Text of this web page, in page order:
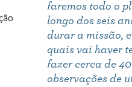
faremos todo o
longo dos seis
durar a missão,
quais vai haver
fazer cerca de
observações de